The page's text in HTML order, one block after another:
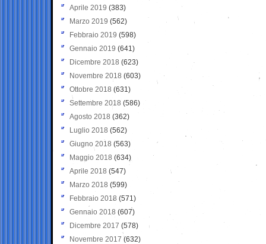
Aprile 2019 (383)
Marzo 2019 (562)
Febbraio 2019 (598)
Gennaio 2019 (641)
Dicembre 2018 (623)
Novembre 2018 (603)
Ottobre 2018 (631)
Settembre 2018 (586)
Agosto 2018 (362)
Luglio 2018 (562)
Giugno 2018 (563)
Maggio 2018 (634)
Aprile 2018 (547)
Marzo 2018 (599)
Febbraio 2018 (571)
Gennaio 2018 (607)
Dicembre 2017 (578)
Novembre 2017 (632)